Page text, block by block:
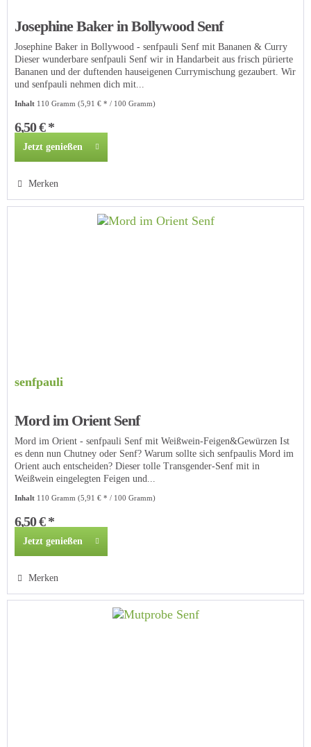
Josephine Baker in Bollywood Senf
Josephine Baker in Bollywood - senfpauli Senf mit Bananen & Curry
Dieser wunderbare senfpauli Senf wir in Handarbeit aus frisch pürierte
Bananen und der duftenden hauseigenen Currymischung gezaubert. Wir
und senfpauli nehmen dich mit...
Inhalt 110 Gramm(5,91 € * / 100 Gramm)
6,50 € *
Jetzt genießen
Merken
senfpauli
Mord im Orient Senf
Mord im Orient - senfpauli Senf mit Weißwein-Feigen&Gewürzen Ist
es denn nun Chutney oder Senf? Warum sollte sich senfpaulis Mord im
Orient auch entscheiden? Dieser tolle Transgender-Senf mit in
Weißwein eingelegten Feigen und...
Inhalt 110 Gramm(5,91 € * / 100 Gramm)
6,50 € *
Jetzt genießen
Merken